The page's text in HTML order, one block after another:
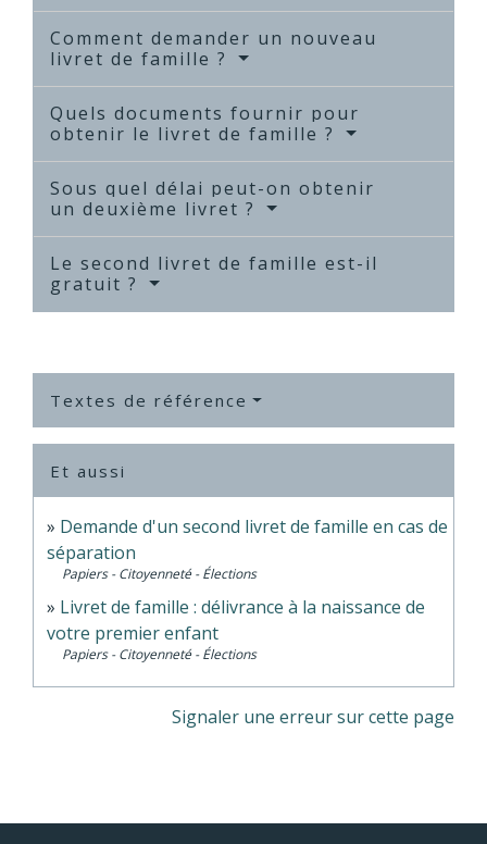
Comment demander un nouveau
livret de famille ?
Quels documents fournir pour
obtenir le livret de famille ?
Sous quel délai peut-on obtenir
un deuxième livret ?
Le second livret de famille est-il
gratuit ?
Textes de référence
Et aussi
Demande d'un second livret de famille en cas de
séparation
Papiers - Citoyenneté - Élections
Livret de famille : délivrance à la naissance de
votre premier enfant
Papiers - Citoyenneté - Élections
Signaler une erreur sur cette page